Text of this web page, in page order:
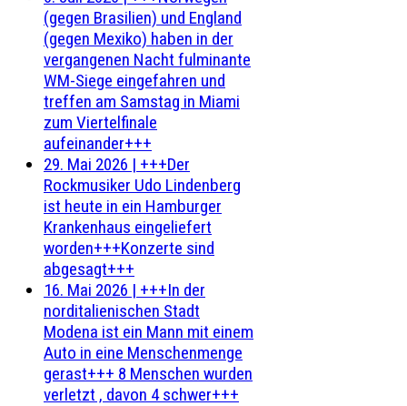
(gegen Brasilien) und England
(gegen Mexiko) haben in der
vergangenen Nacht fulminante
WM-Siege eingefahren und
treffen am Samstag in Miami
zum Viertelfinale
aufeinander+++
29. Mai 2026 | +++Der
Rockmusiker Udo Lindenberg
ist heute in ein Hamburger
Krankenhaus eingeliefert
worden+++Konzerte sind
abgesagt+++
16. Mai 2026 | +++In der
norditalienischen Stadt
Modena ist ein Mann mit einem
Auto in eine Menschenmenge
gerast+++ 8 Menschen wurden
verletzt , davon 4 schwer+++